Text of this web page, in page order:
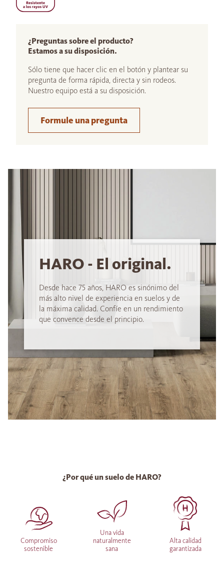
¿Preguntas sobre el producto?
Estamos a su disposición.
Sólo tiene que hacer clic en el botón y plantear su
pregunta de forma rápida, directa y sin rodeos.
Nuestro equipo está a su disposición.
Formule una pregunta
HARO - El original.
Desde hace 75 años, HARO es sinónimo del
más alto nivel de experiencia en suelos y de
la máxima calidad. Confíe en un rendimiento
que convence desde el principio.
¿Por qué un suelo de HARO?
Compromiso
sostenible
Una vida
naturalmente
sana
Alta calidad
garantizada